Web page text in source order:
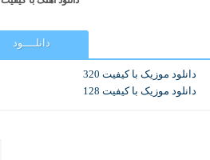
دانلــــود
دانلود موزیک با کیفیت 320
دانلود موزیک با کیفیت 128